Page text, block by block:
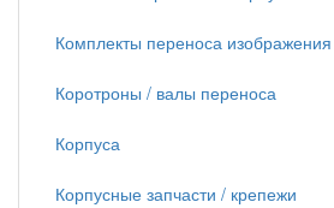
Комплекты переноса изображения
Коротроны / валы переноса
Корпуса
Корпусные запчасти / крепежи